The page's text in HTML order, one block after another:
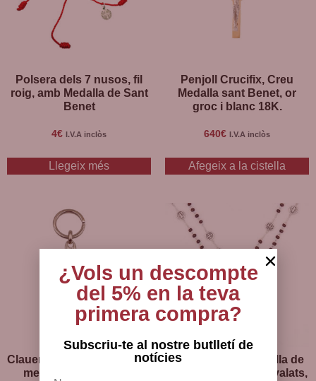
Polsera dels 7 nusos, fil
roig, amb Medalla de Sant
Benet
4€ I.V.A inclòs
Llegeix més
Penjoll Crucifix, Creu
Medalla sant Benet, or
groc i blanc 18K.
640€ I.V.A inclòs
Afegeix a la cistella
Clauer Medalla Sant Benet,
metall amb esmalt de
Rosari amb la Medalla de
Sant Benet, grans ovalats,
¿Vols un descompte
del 5% en la teva
primera compra?
Subscriu-te al nostre butlletí de
notícies